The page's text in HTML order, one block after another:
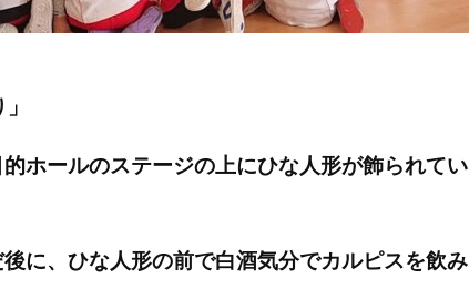
ホールのステージの上にひな人形が飾られてい
に、ひな人形の前で白酒気分でカルピスを飲み